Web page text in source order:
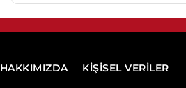
HAKKIMIZDA KİŞİSEL VERİLER